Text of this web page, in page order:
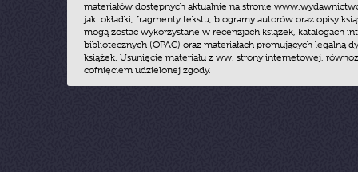
materiałów dostępnych aktualnie na stronie
jak: okładki, fragmenty tekstu, biogramy autorów oraz opisy
mogą zostać wykorzystane w recenzjach książek, katalogach
bibliotecznych (OPAC) oraz materiałach promujących legalną
książek. Usunięcie materiału z ww. strony internetowej,
cofnięciem udzielonej zgody.